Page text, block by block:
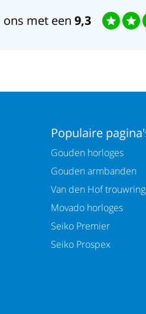
met een 9,3
Populaire
Gouden horloges
Gouden armbanden
Van den Hof
Movado horloges
Seiko Premier
Seiko Prospex